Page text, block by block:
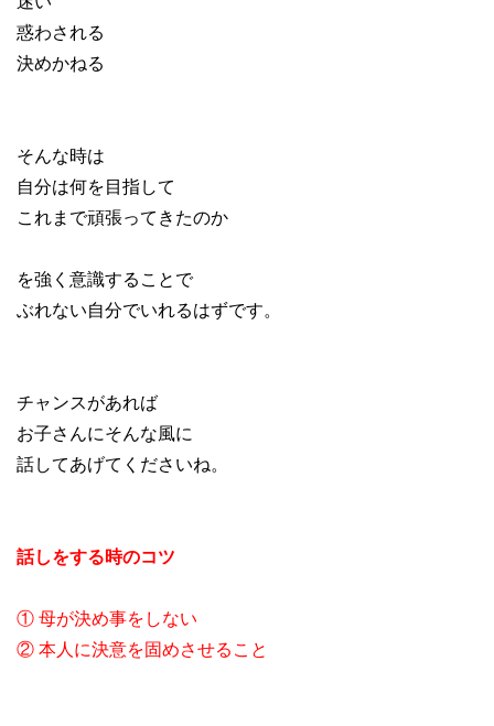
惑わされる
決めかねる
そんな時は
自分は何を目指して
これまで頑張ってきたのか
を強く意識することで
ぶれない自分でいれるはずです。
チャンスがあれば
お子さんにそんな風に
話してあげてくださいね。
話しをする時のコツ
① 母が決め事をしない
② 本人に決意を固めさせること